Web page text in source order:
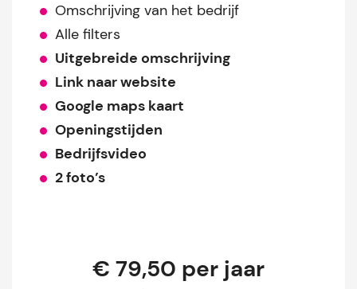
Omschrijving van het bedrijf
Alle filters
Uitgebreide omschrijving
Link naar website
Google maps kaart
Openingstijden
Bedrijfsvideo
2 foto’s
€ 79,50 per jaar